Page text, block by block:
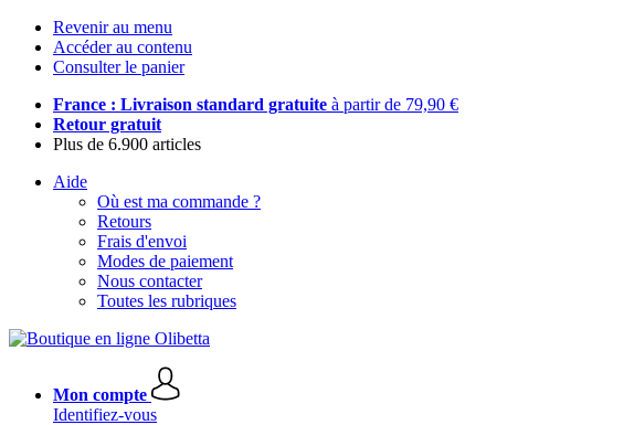
Revenir au menu
Accéder au contenu
Consulter le panier
France : Livraison standard gratuite à partir de 79,90 €
Retour gratuit
Plus de 6.900 articles
Aide
Où est ma commande ?
Retours
Frais d'envoi
Modes de paiement
Nous contacter
Toutes les rubriques
Mon compte
Identifiez-vous